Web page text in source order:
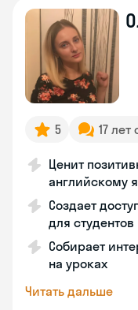
5 17 лет
Ценит
английскому
Создает
для студентов
Собирает
на уроках
Читать дальше